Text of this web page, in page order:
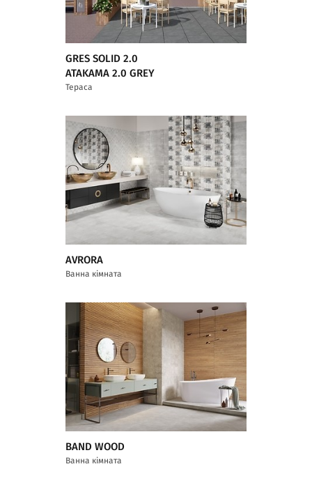
GRES SOLID 2.0
ATAKAMA 2.0 GREY
Тераса
AVRORA
Ванна кімната
BAND WOOD
Ванна кімната